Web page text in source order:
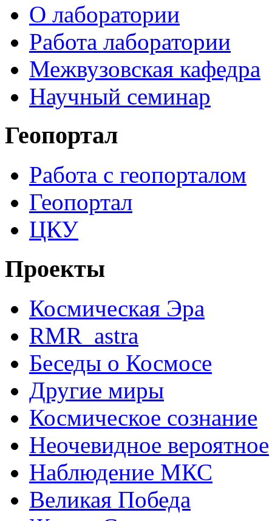
О лаборатории
Работа лаборатории
Межвузовская кафедра
Научный семинар
Геопортал
Работа с геопорталом
Геопортал
ЦКУ
Проекты
Космическая Эра
RMR_astra
Беседы о Космосе
Другие миры
Космическое сознание
Неочевидное вероятное
Наблюдение МКС
Великая Победа